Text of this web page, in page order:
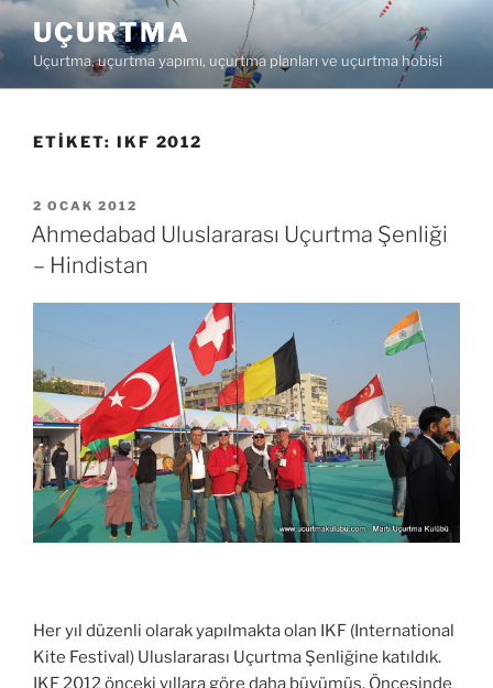
İçeriğe
geç UÇURTMA
Uçurtma, uçurtma yapımı, uçurtma planları ve uçurtma hobisi
ETIKET: IKF 2012
YAYIM
TARIHI
2 OCAK 2012
Ahmedabad Uluslararası Uçurtma Şenliği
– Hindistan
Her yıl düzenli olarak yapılmakta olan IKF (International
Kite Festival) Uluslararası Uçurtma Şenliğine katıldık.
IKF 2012 önceki yıllara göre daha büyümüş. Öncesinde